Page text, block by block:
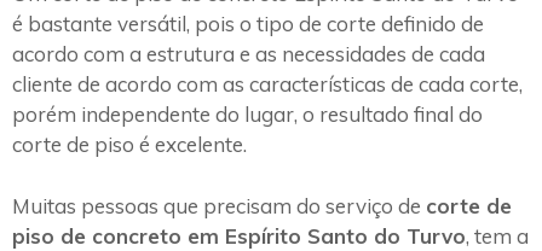
é bastante versátil, pois o tipo de corte definido de
acordo com a estrutura e as necessidades de cada
cliente de acordo com as características de cada corte,
porém independente do lugar, o resultado final do
corte de piso é excelente.
Muitas pessoas que precisam do serviço de corte de
piso de concreto em Espírito Santo do Turvo, tem a